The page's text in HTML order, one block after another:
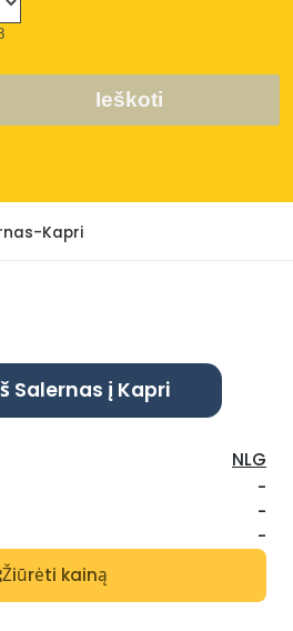
Ieškoti
Kapri
Salernas į Kapri
NLG
-
-
-
Žiūrėti kainą